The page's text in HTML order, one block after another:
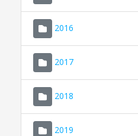
2016
2017
2018
2019